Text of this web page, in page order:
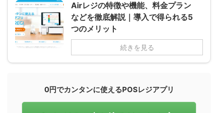
Airレジの特徴や機能、料金プラン
などを徹底解説｜導入で得られる5
つのメリット
続きを見る
0円でカンタンに使えるPOSレジアプリ